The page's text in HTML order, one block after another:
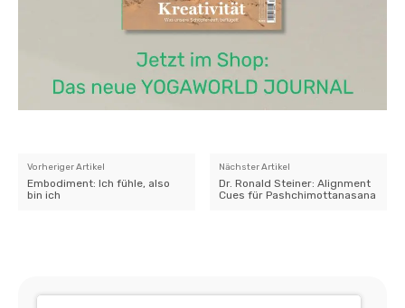
Vorheriger Artikel
Embodiment: Ich fühle, also
bin ich
Nächster Artikel
Dr. Ronald Steiner: Alignment
Cues für Pashchimottanasana